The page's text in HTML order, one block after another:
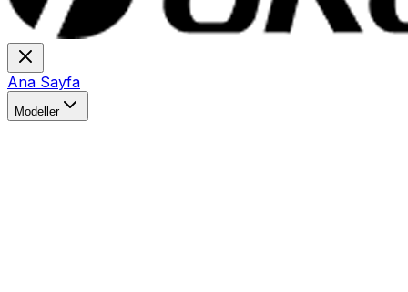
Ana Sayfa
Modeller